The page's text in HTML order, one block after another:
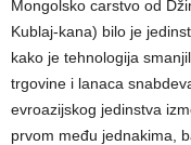
Mongolsko carstvo od
Kublaj-kana) bilo je
kako je tehnologija
trgovine i lanaca
evroazijskog jedinstva
prvom među jednakima,